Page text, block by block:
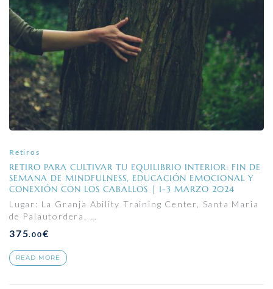
Retiros
RETIRO PARA CULTIVAR TU EQUILIBRIO INTERIOR: FIN DE
SEMANA DE MINDFULNESS, EDUCACIÓN EMOCIONAL Y
CONEXIÓN CON LOS CABALLOS | 1-3 MARZO 2024
Lugar: La Granja Ability Training Center, Santa Maria
de Palautordera. …
375.00€
READ MORE